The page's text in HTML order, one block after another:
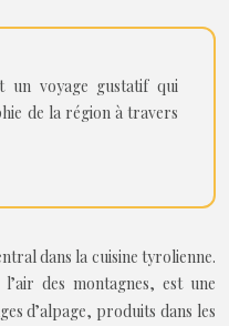
un voyage gustatif qui
de la région à travers
dans la cuisine tyrolienne.
des montagnes, est une
d’alpage, produits dans les